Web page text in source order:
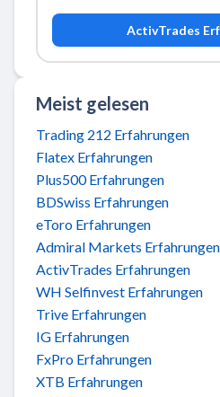
ActivTrades
Meist gelesen
Trading 212 Erfahrungen
Flatex Erfahrungen
Plus500 Erfahrungen
BDSwiss Erfahrungen
eToro Erfahrungen
Admiral Markets Erfahrungen
ActivTrades Erfahrungen
WH Selfinvest Erfahrungen
Trive Erfahrungen
IG Erfahrungen
FxPro Erfahrungen
XTB Erfahrungen